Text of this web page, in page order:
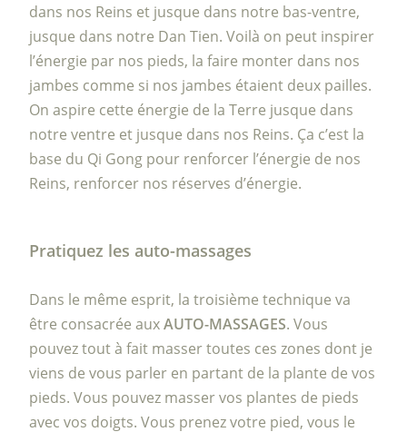
dans nos Reins et jusque dans notre bas-ventre,
jusque dans notre Dan Tien. Voilà on peut inspirer
l’énergie par nos pieds, la faire monter dans nos
jambes comme si nos jambes étaient deux pailles.
On aspire cette énergie de la Terre jusque dans
notre ventre et jusque dans nos Reins. Ça c’est la
base du Qi Gong pour renforcer l’énergie de nos
Reins, renforcer nos réserves d’énergie.
Pratiquez les auto-massages
Dans le même esprit, la troisième technique va
être consacrée auxAUTO-MASSAGES. Vous
pouvez tout à fait masser toutes ces zones dont je
viens de vous parler en partant de la plante de vos
pieds. Vous pouvez masser vos plantes de pieds
avec vos doigts. Vous prenez votre pied, vous le